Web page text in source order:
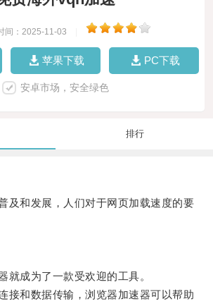
间：2025-11-03
苹果下载 PC下载
安卓市场，安全绿色
排行
和发展，人们对于网页加载速度的要
成为了一款受欢迎的工具。
和数据传输，浏览器加速器可以帮助